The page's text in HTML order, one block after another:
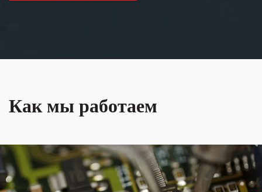
Как мы работаем